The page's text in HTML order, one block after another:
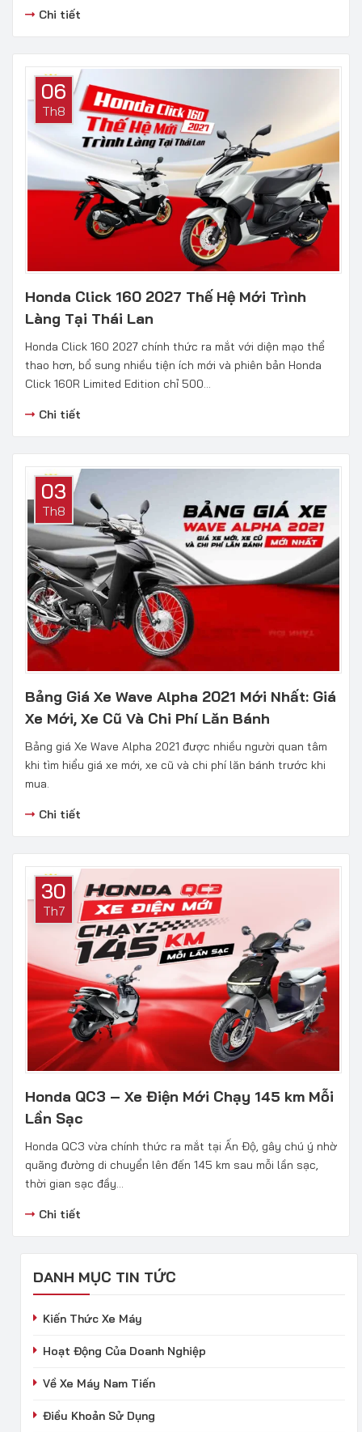
Chi tiết
06
Th8
Honda Click 160 2027 Thế Hệ Mới Trình
Làng Tại Thái Lan
Honda Click 160 2027 chính thức ra mắt với diện mạo thể
thao hơn, bổ sung nhiều tiện ích mới và phiên bản Honda
Click 160R Limited Edition chỉ 500...
Chi tiết
03
Th8
Bảng Giá Xe Wave Alpha 2021 Mới Nhất: Giá
Xe Mới, Xe Cũ Và Chi Phí Lăn Bánh
Bảng giá Xe Wave Alpha 2021 được nhiều người quan tâm
khi tìm hiểu giá xe mới, xe cũ và chi phí lăn bánh trước khi
mua.
Chi tiết
30
Th7
Honda QC3 – Xe Điện Mới Chạy 145 km Mỗi
Lần Sạc
Honda QC3 vừa chính thức ra mắt tại Ấn Độ, gây chú ý nhờ
quãng đường di chuyển lên đến 145 km sau mỗi lần sạc,
thời gian sạc đầy...
Chi tiết
DANH MỤC TIN TỨC
Kiến Thức Xe Máy
Hoạt Động Của Doanh Nghiệp
Về Xe Máy Nam Tiến
Điều Khoản Sử Dụng